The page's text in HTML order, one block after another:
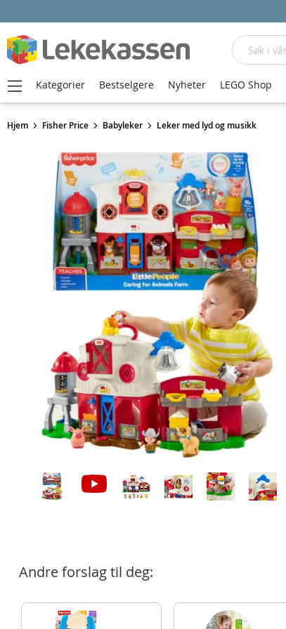
Hjem Fisher Price Babyleker Leker med lyd og musikk
Andre forslag til deg:
Søk
Kategorier Bestselgere Nyheter LEGO Shop